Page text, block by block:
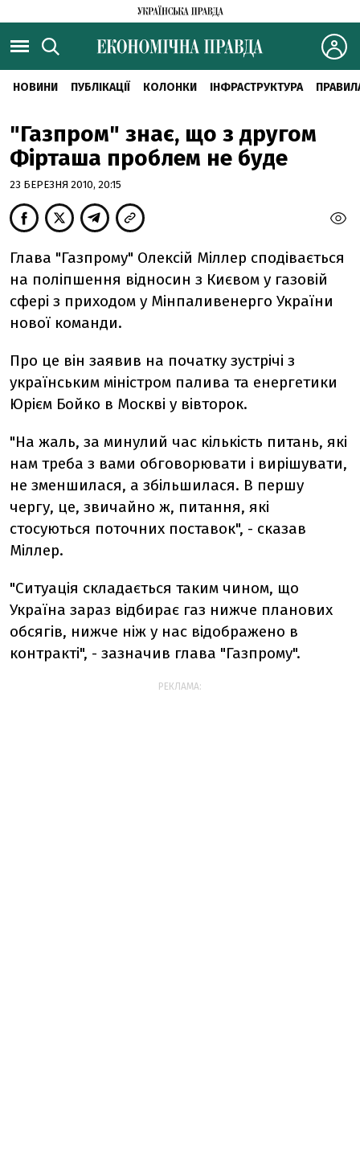
НОВИНИ ПУБЛІКАЦІЇ КОЛОНКИ ІНФРАСТРУКТУРА
"Газпром" знає, що з другом
Фірташа проблем не буде
23 БЕРЕЗНЯ 2010, 20:15
Глава "Газпрому" Олексій Міллер сподівається
на поліпшення відносин з Києвом у газовій
сфері з приходом у Мінпаливенерго України
нової команди.
Про це він заявив на початку зустрічі з
українським міністром палива та енергетики
Юрієм Бойко в Москві у вівторок.
"На жаль, за минулий час кількість питань, які
нам треба з вами обговорювати і вирішувати,
не зменшилася, а збільшилася. В першу
чергу, це, звичайно ж, питання, які
стосуються поточних поставок", - сказав
Міллер.
"Ситуація складається таким чином, що
Україна зараз відбирає газ нижче планових
обсягів, нижче ніж у нас відображено в
контракті", - зазначив глава "Газпрому".
РЕКЛАМА: